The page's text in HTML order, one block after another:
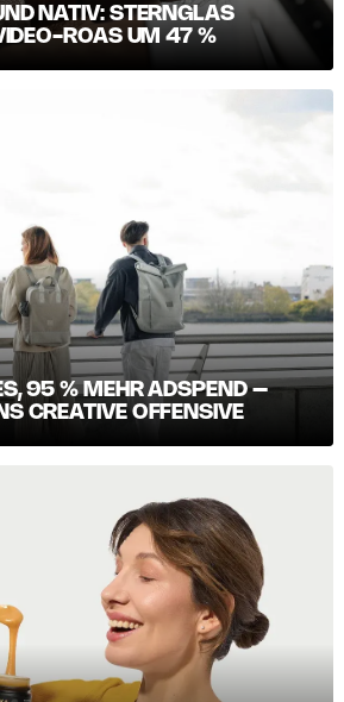
NATIV: STERNGLAS
ROAS UM 47 %
95 % MEHR ADSPEND –
CREATIVE OFFENSIVE